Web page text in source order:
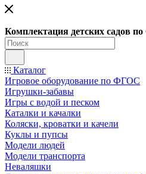
Комплектация детских садов
Каталог
Игровое оборудование по ФГОС
Игрушки-забавы
Игры с водой и песком
Каталки и качалки
Коляски, кроватки и качели
Куклы и пупсы
Модели людей
Модели транспорта
Неваляшки